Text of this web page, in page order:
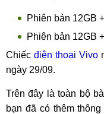
Phiên bản 12GB
Phiên bản 12GB
Chiếcđiện thoại Vivo
ngày 29/09.
Trên đây là toàn bộ
bạn đã có thêm